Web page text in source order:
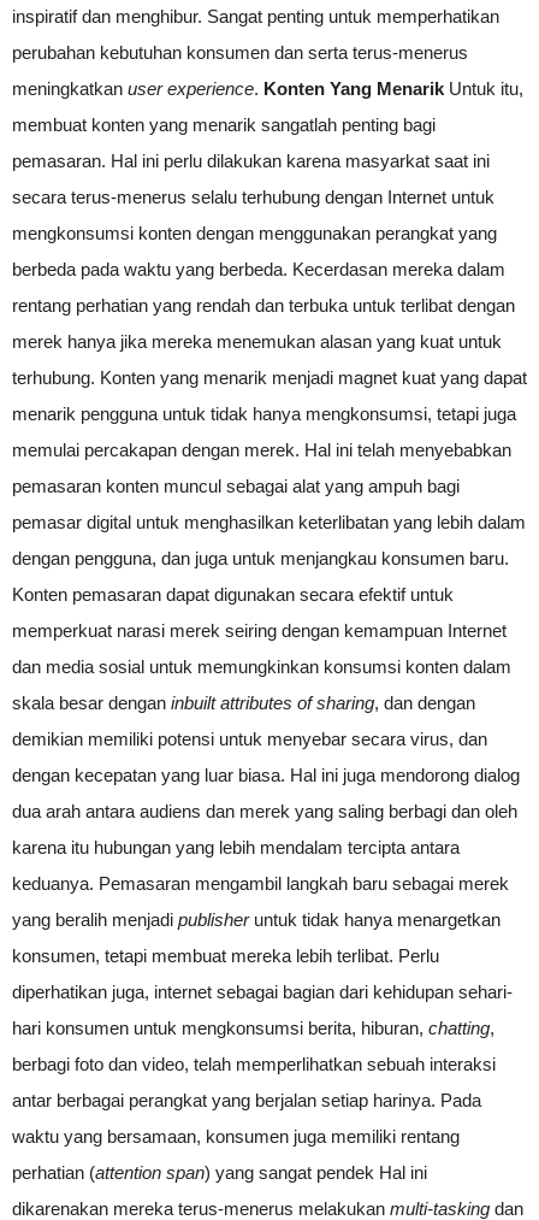
inspiratif dan menghibur. Sangat penting untuk memperhatikan
perubahan kebutuhan konsumen dan serta terus-menerus
meningkatkan user experience. Konten Yang Menarik Untuk itu,
membuat konten yang menarik sangatlah penting bagi
pemasaran. Hal ini perlu dilakukan karena masyarkat saat ini
secara terus-menerus selalu terhubung dengan Internet untuk
mengkonsumsi konten dengan menggunakan perangkat yang
berbeda pada waktu yang berbeda. Kecerdasan mereka dalam
rentang perhatian yang rendah dan terbuka untuk terlibat dengan
merek hanya jika mereka menemukan alasan yang kuat untuk
terhubung. Konten yang menarik menjadi magnet kuat yang dapat
menarik pengguna untuk tidak hanya mengkonsumsi, tetapi juga
memulai percakapan dengan merek. Hal ini telah menyebabkan
pemasaran konten muncul sebagai alat yang ampuh bagi
pemasar digital untuk menghasilkan keterlibatan yang lebih dalam
dengan pengguna, dan juga untuk menjangkau konsumen baru.
Konten pemasaran dapat digunakan secara efektif untuk
memperkuat narasi merek seiring dengan kemampuan Internet
dan media sosial untuk memungkinkan konsumsi konten dalam
skala besar dengan inbuilt attributes of sharing, dan dengan
demikian memiliki potensi untuk menyebar secara virus, dan
dengan kecepatan yang luar biasa. Hal ini juga mendorong dialog
dua arah antara audiens dan merek yang saling berbagi dan oleh
karena itu hubungan yang lebih mendalam tercipta antara
keduanya. Pemasaran mengambil langkah baru sebagai merek
yang beralih menjadi publisheruntuk tidak hanya menargetkan
konsumen, tetapi membuat mereka lebih terlibat. Perlu
diperhatikan juga, internet sebagai bagian dari kehidupan sehari-
hari konsumen untuk mengkonsumsi berita, hiburan, chatting,
berbagi foto dan video, telah memperlihatkan sebuah interaksi
antar berbagai perangkat yang berjalan setiap harinya. Pada
waktu yang bersamaan, konsumen juga memiliki rentang
perhatian (attention span) yang sangat pendek Hal ini
dikarenakan mereka terus-menerus melakukan multi-tasking dan